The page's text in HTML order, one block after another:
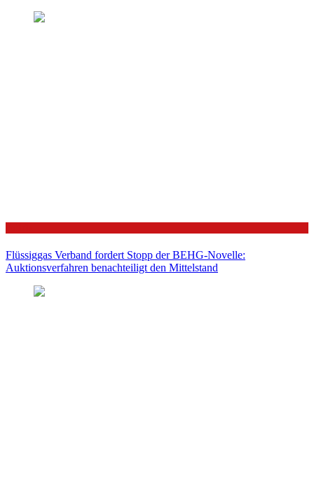
Flüssiggas Verband fordert Stopp der BEHG-Novelle:
Auktionsverfahren benachteiligt den Mittelstand